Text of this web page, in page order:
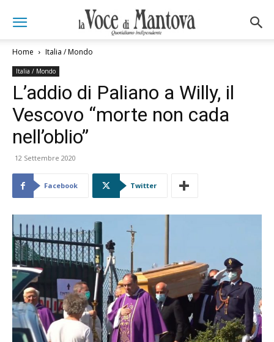
Home Italia / Mondo
Italia / Mondo
L’addio di Paliano a Willy, il
Vescovo “morte non cada
nell’oblio”
12 Settembre 2020
Facebook Twitter